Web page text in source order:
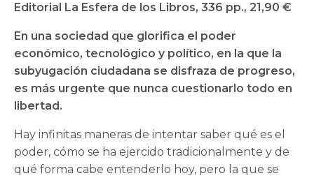
Editorial La Esfera de los Libros, 336 pp., 21,90 €
En una sociedad que glorifica el poder
económico, tecnológico y político, en la que la
subyugación ciudadana se disfraza de progreso,
es más urgente que nunca cuestionarlo todo en
libertad.
Hay infinitas maneras de intentar saber qué es el
poder, cómo se ha ejercido tradicionalmente y de
qué forma cabe entenderlo hoy, pero la que se